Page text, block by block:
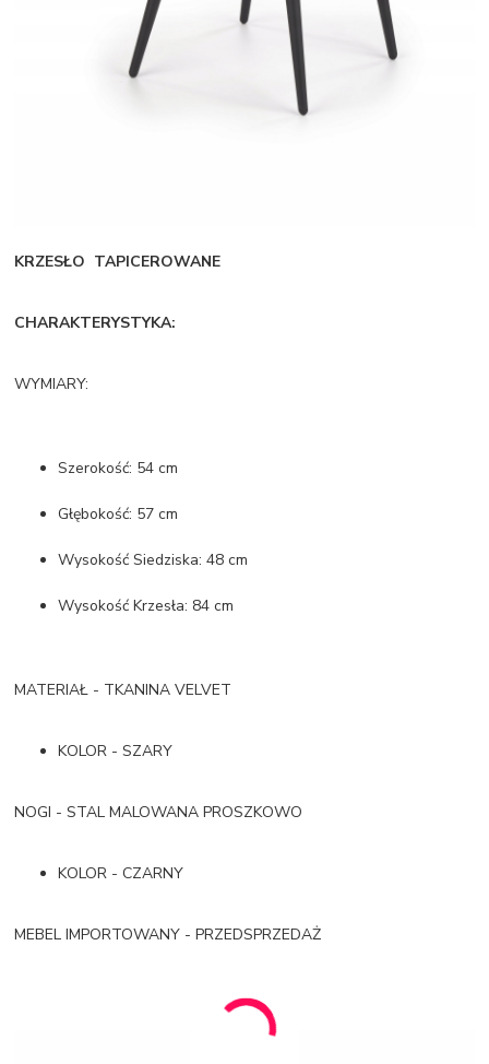
KRZESŁO TAPICEROWANE
CHARAKTERYSTYKA:
WYMIARY:
Szerokość: 54 cm
Głębokość: 57 cm
Wysokość Siedziska: 48 cm
Wysokość Krzesła: 84 cm
MATERIAŁ - TKANINA VELVET
KOLOR - SZARY
NOGI - STAL MALOWANA PROSZKOWO
KOLOR - CZARNY
MEBEL IMPORTOWANY - PRZEDSPRZEDAŻ